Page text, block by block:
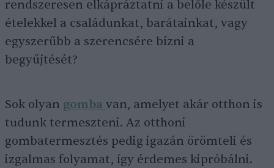
rendszeresen elkápráztatni a belőle készült
ételekkel a családunkat, barátainkat, vagy
egyszerűbb a szerencsére bízni a
begyűjtését?
Sok olyan gomba van, amelyet akár otthon is
tudunk termeszteni. Az otthoni
gombatermesztés pedig igazán örömteli és
izgalmas folyamat, így érdemes kipróbálni.